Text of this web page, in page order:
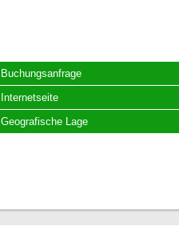
Buchungsanfrage
Internetseite
Geografische Lage